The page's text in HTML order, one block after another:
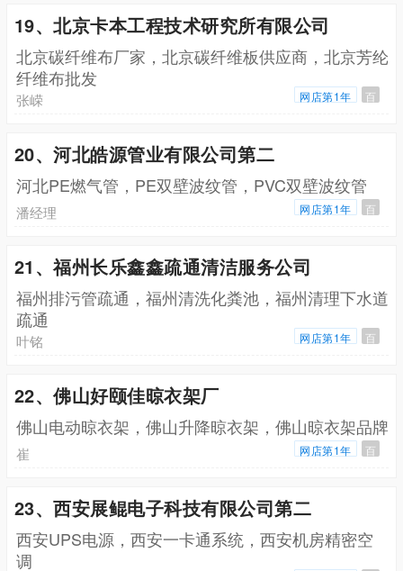
19、北京卡本工程技术研究所有限公司
北京碳纤维布厂家，北京碳纤维板供应商，北京芳纶
纤维布批发
张嵘 网店第1年 百
20、河北皓源管业有限公司第二
河北PE燃气管，PE双壁波纹管，PVC双壁波纹管
潘经理 网店第1年 百
21、福州长乐鑫鑫疏通清洁服务公司
福州排污管疏通，福州清洗化粪池，福州清理下水道
疏通
叶铭 网店第1年 百
22、佛山好颐佳晾衣架厂
佛山电动晾衣架，佛山升降晾衣架，佛山晾衣架品牌
崔 网店第1年 百
23、西安展鲲电子科技有限公司第二
西安UPS电源，西安一卡通系统，西安机房精密空
调